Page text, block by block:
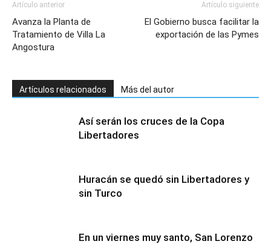
Artículo anterior
Avanza la Planta de
Tratamiento de Villa La
Angostura
Artículo siguiente
El Gobierno busca facilitar la
exportación de las Pymes
Artículos relacionados Más del autor
Así serán los cruces de la Copa
Libertadores
Huracán se quedó sin Libertadores y
sin Turco
En un viernes muy santo, San Lorenzo